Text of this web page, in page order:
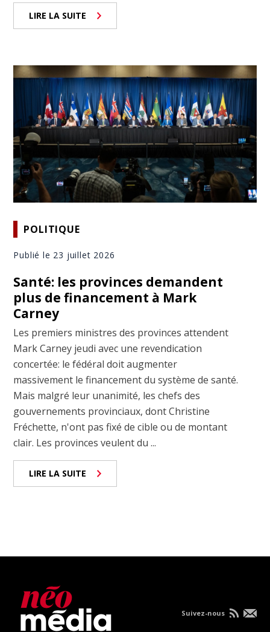
LIRE LA SUITE
POLITIQUE
Publié le 23 juillet 2026
Santé: les provinces demandent
plus de financement à Mark
Carney
Les premiers ministres des provinces attendent
Mark Carney jeudi avec une revendication
concertée: le fédéral doit augmenter
massivement le financement du système de santé.
Mais malgré leur unanimité, les chefs des
gouvernements provinciaux, dont Christine
Fréchette, n'ont pas fixé de cible ou de montant
clair. Les provinces veulent du ...
LIRE LA SUITE
Suivez-nous